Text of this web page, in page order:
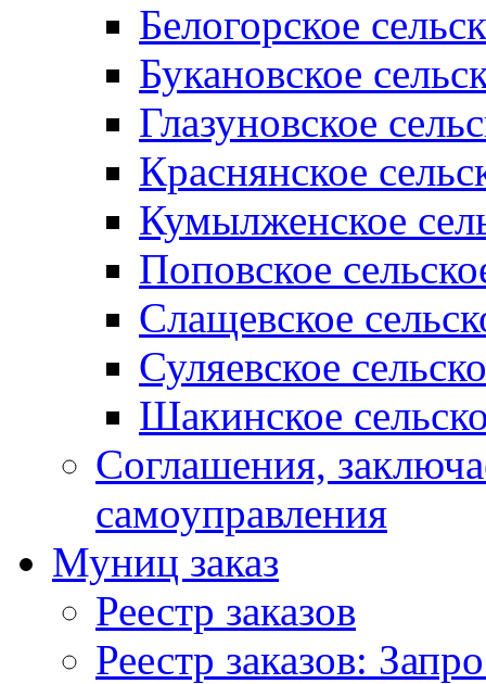
Белогорское
Букановское
Глазуновское
Краснянское
Кумылженское
Поповское
Слащевское
Суляевское
Шакинское
Соглашения,
самоуправления
Муниц заказ
Реестр заказов
Реестр заказов: